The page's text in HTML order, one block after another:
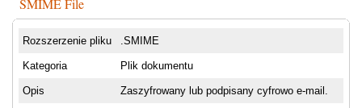
SMIME File
Rozszerzenie pliku .SMIME
Kategoria Plik dokumentu
Opis Zaszyfrowany lub podpisany cyfrowo e-mail.